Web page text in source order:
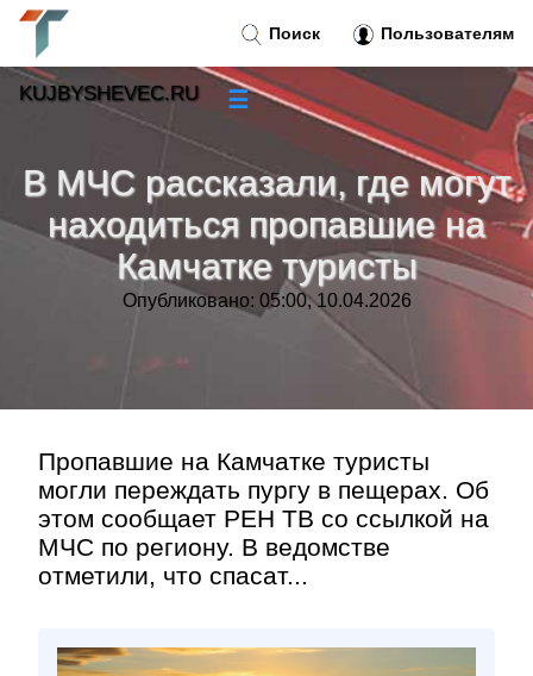
В МЧС рассказали, где могут
находиться пропавшие на
Камчатке туристы
Опубликовано: 05:00, 10.04.2026
Пропавшие на Камчатке туристы
могли переждать пургу в пещерах. Об
этом сообщает РЕН ТВ со ссылкой на
МЧС по региону. В ведомстве
отметили, что спасат...
Поиск Пользователям
KUJBYSHEVEC.RU ☰
Новости»
Тренды новостей»
Рубрики»
Контакт»